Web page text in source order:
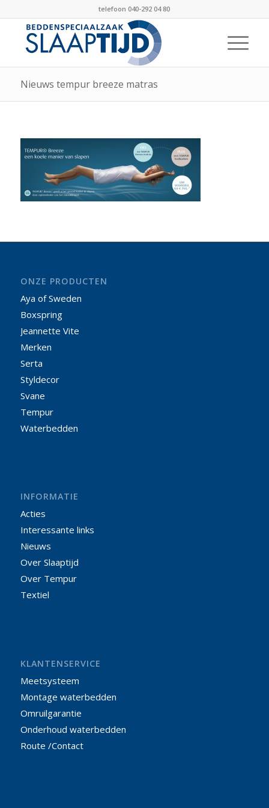
telefoon 040-292 04 80
Nieuws tempur breeze matras
ONZE PRODUCTEN
Aya of Sweden
Boxspring
Jeannette Vite
Merken
Serta
Styldecor
Svane
Tempur
Waterbedden
INFORMATIE
Acties
Interessante links
Nieuws
Over Slaaptijd
Over Tempur
Textiel
KLANTENSERVICE
Meetsysteem
Montage waterbedden
Omruilgarantie
Onderhoud waterbedden
Route /Contact